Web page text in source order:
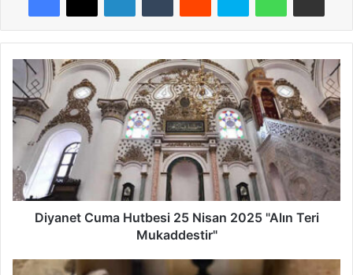
Diyanet
Cuma
Hutbesi
25
Nisan
2025
"Alın
Teri
Mukaddestir"
Diyanet Cuma Hutbesi 25 Nisan 2025 "Alın Teri
Mukaddestir"
Horus’un